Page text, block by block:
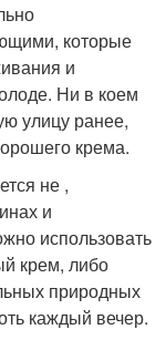
которые
и
Ни в коем
улицу ранее,
крема.
не ,
и
использовать
крем, либо
природных
каждый вечер.